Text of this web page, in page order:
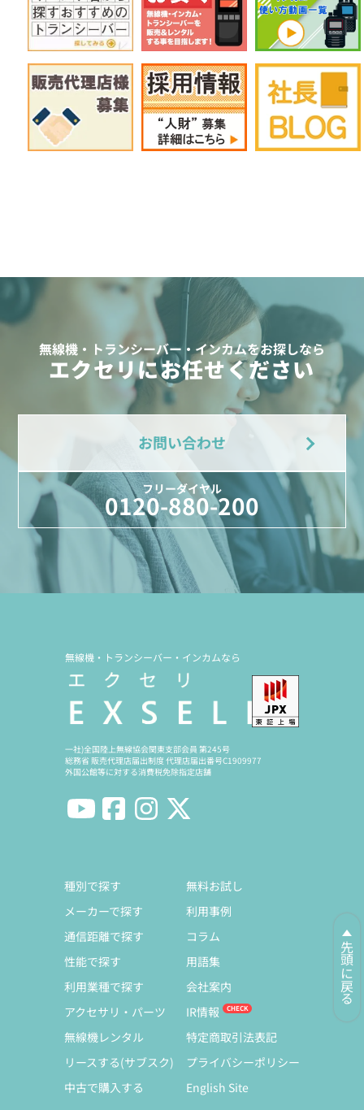
無線機・トランシーバー・インカムをお探しなら
エクセリにお任せください
お問い合わせ
フリーダイヤル
0120-880-200
先頭に戻る
無線機・トランシーバー・インカムなら
一社)全国陸上無線協会関東支部会員 第245号
総務省 販売代理店届出制度 代理店届出番号C1909977
外国公館等に対する消費税免除指定店舗
種別で探す
メーカーで探す
通信距離で探す
性能で探す
利用業種で探す
アクセサリ・パーツ
無線機レンタル
リースする(サブスク)
中古で購入する
無料お試し
利用事例
コラム
用語集
会社案内
IR情報
特定商取引法表記
プライバシーポリシー
English Site